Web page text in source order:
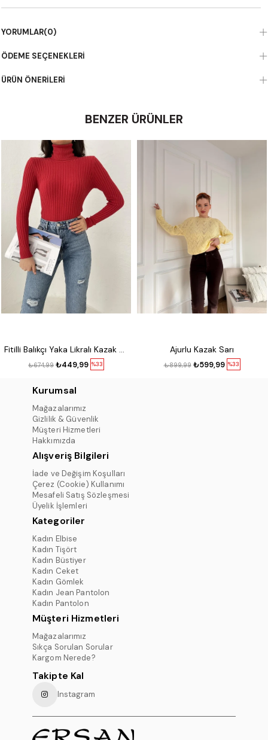
YORUMLAR(0)
ÖDEME SEÇENEKLERI
ÜRÜN ÖNERILERI
BENZER ÜRÜNLER
Fitilli Balıkçı Yaka Likralı Kazak Kırmızı
%33
₺449,99
₺674,99
Ajurlu Kazak Sarı
%33
₺599,99
₺899,99
Kurumsal
Mağazalarımız
Gizlilik & Güvenlik
Müşteri Hizmetleri
Hakkımızda
Alışveriş Bilgileri
İade ve Değişim Koşulları
Çerez (Cookie) Kullanımı
Mesafeli Satış Sözleşmesi
Üyelik İşlemleri
Kategoriler
Kadın Elbise
Kadın Tişört
Kadın Büstiyer
Kadın Ceket
Kadın Gömlek
Kadın Jean Pantolon
Kadın Pantolon
Müşteri Hizmetleri
Mağazalarımız
Sıkça Sorulan Sorular
Kargom Nerede?
Takipte Kal
Instagram